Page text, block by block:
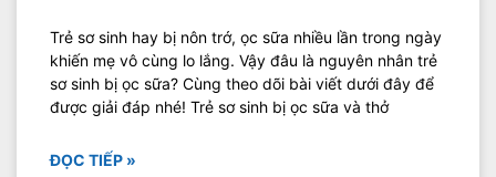
Trẻ sơ sinh hay bị nôn trớ, ọc sữa nhiều lần trong ngày
khiến mẹ vô cùng lo lắng. Vậy đâu là nguyên nhân trẻ
sơ sinh bị ọc sữa? Cùng theo dõi bài viết dưới đây để
được giải đáp nhé! Trẻ sơ sinh bị ọc sữa và thở
ĐỌC TIẾP »